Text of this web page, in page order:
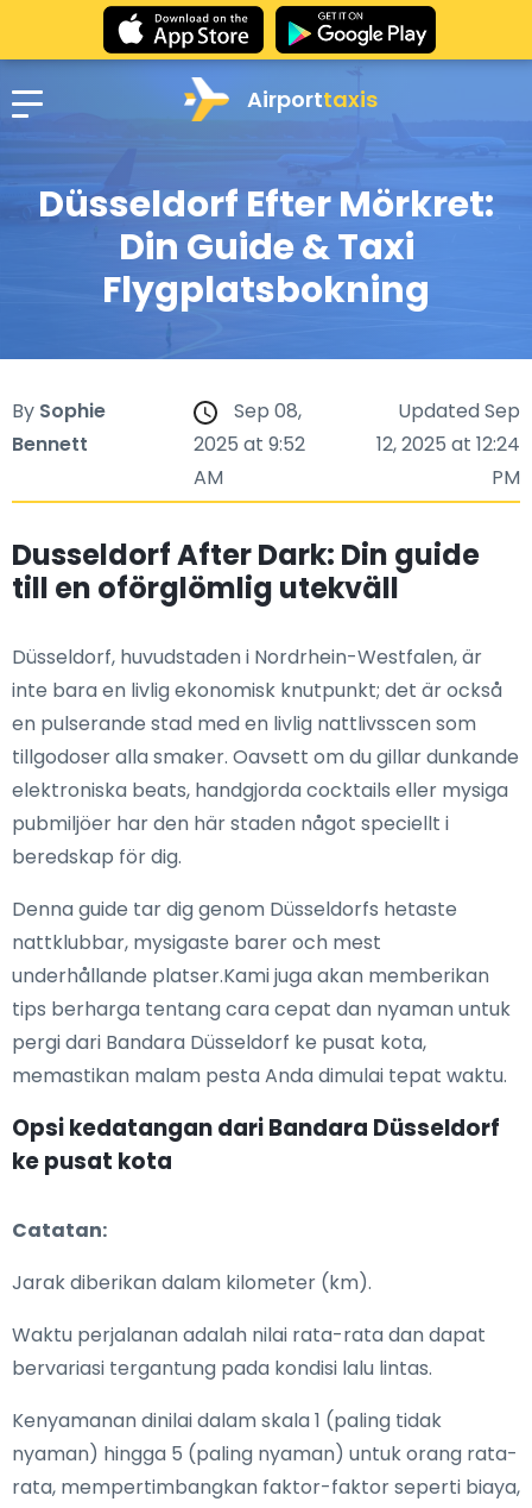
Airporttaxis
Düsseldorf Efter Mörkret:
Din Guide & Taxi
Flygplatsbokning
By Sophie
Bennett
Sep 08,
2025 at 9:52
AM
Updated Sep
12, 2025 at 12:24
PM
Dusseldorf After Dark: Din guide
till en oförglömlig utekväll
Düsseldorf, huvudstaden i Nordrhein-Westfalen, är
inte bara en livlig ekonomisk knutpunkt; det är också
en pulserande stad med en livlig nattlivsscen som
tillgodoser alla smaker. Oavsett om du gillar dunkande
elektroniska beats, handgjorda cocktails eller mysiga
pubmiljöer har den här staden något speciellt i
beredskap för dig.
Denna guide tar dig genom Düsseldorfs hetaste
nattklubbar, mysigaste barer och mest
underhållande platser.Kami juga akan memberikan
tips berharga tentang cara cepat dan nyaman untuk
pergi dari Bandara Düsseldorf ke pusat kota,
memastikan malam pesta Anda dimulai tepat waktu.
Opsi kedatangan dari Bandara Düsseldorf
ke pusat kota
Catatan:
Jarak diberikan dalam kilometer (km).
Waktu perjalanan adalah nilai rata-rata dan dapat
bervariasi tergantung pada kondisi lalu lintas.
Kenyamanan dinilai dalam skala 1 (paling tidak
nyaman) hingga 5 (paling nyaman) untuk orang rata-
rata, mempertimbangkan faktor-faktor seperti biaya,